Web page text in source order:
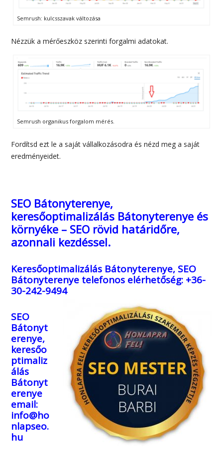
Semrush: kulcsszavak változása
Nézzük a mérőeszköz szerinti forgalmi adatokat.
Semrush organikus forgalom mérés.
Fordítsd ezt le a saját vállalkozásodra és nézd meg a saját
eredményeidet.
SEO Bátonyterenye,
keresőoptimalizálás Bátonyterenye és
környéke – SEO rövid határidőre,
azonnali kezdéssel.
Keresőoptimalizálás Bátonyterenye, SEO
Bátonyterenye telefonos elérhetőség: +36-
30-242-9494
SEO
Bátonyt
erenye,
keresőo
ptimaliz
álás
Bátonyt
erenye
email:
info@ho
nlapseo.
hu